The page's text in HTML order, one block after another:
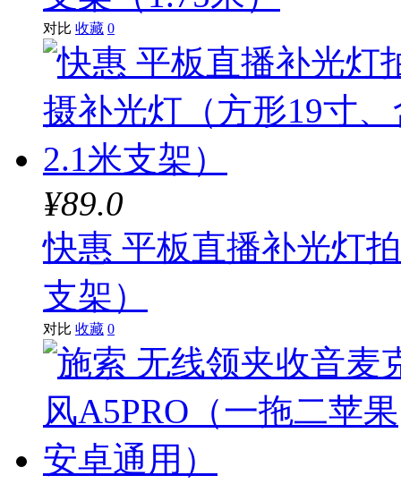
对比 收藏 0
¥89.0
快惠 平板直播补光灯
支架）
对比 收藏 0